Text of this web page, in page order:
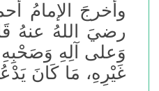
وأخرجَ الإمامُ
رضيَ اللهُ عنهُ
وَعلى آلِهِ
غَيْرِهِ، مَا كَانَ